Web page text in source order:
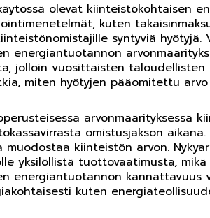
olevat kiinteistökohtaisen
kuten
syntyviä hyötyjä.
energiantuotannon
jolloin vuosittaisten taloudellisten
miten hyötyjen pääomitettu
arvonmäärityksessä
omistusjakson
muodostaa kiinteistön arvon.
yksilöllistä tuottovaatimusta,
energiantuotannon
kuten